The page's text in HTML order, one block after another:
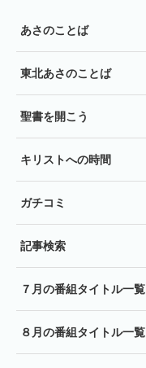
あさのことば
東北あさのことば
聖書を開こう
キリストへの時間
ガチコミ
記事検索
７月の番組タイトル一覧
８月の番組タイトル一覧